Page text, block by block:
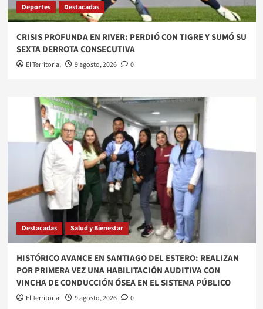
Deportes Destacadas
CRISIS PROFUNDA EN RIVER: PERDIÓ CON TIGRE Y SUMÓ SU
SEXTA DERROTA CONSECUTIVA
El Territorial 9 agosto, 2026 0
Destacadas Salud y Bienestar
HISTÓRICO AVANCE EN SANTIAGO DEL ESTERO: REALIZAN
POR PRIMERA VEZ UNA HABILITACIÓN AUDITIVA CON
VINCHA DE CONDUCCIÓN ÓSEA EN EL SISTEMA PÚBLICO
El Territorial 9 agosto, 2026 0